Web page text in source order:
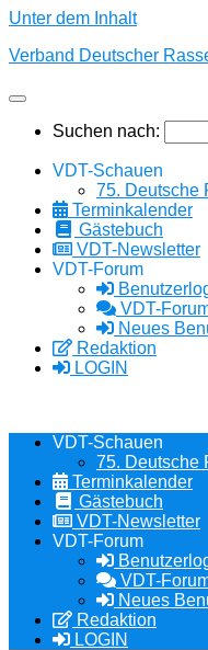
Unter dem Inhalt
Verband Deutscher
Suchen nach:
VDT-Schauen
75. Deutsche
Terminkalender
Gästebuch
VDT-Newsletter
VDT-Forum
VDT-
Neues
Redaktion
LOGIN
VDT-Schauen
75. Deutsche
Terminkalender
Gästebuch
VDT-Newsletter
VDT-Forum
VDT-
Neues
Redaktion
LOGIN